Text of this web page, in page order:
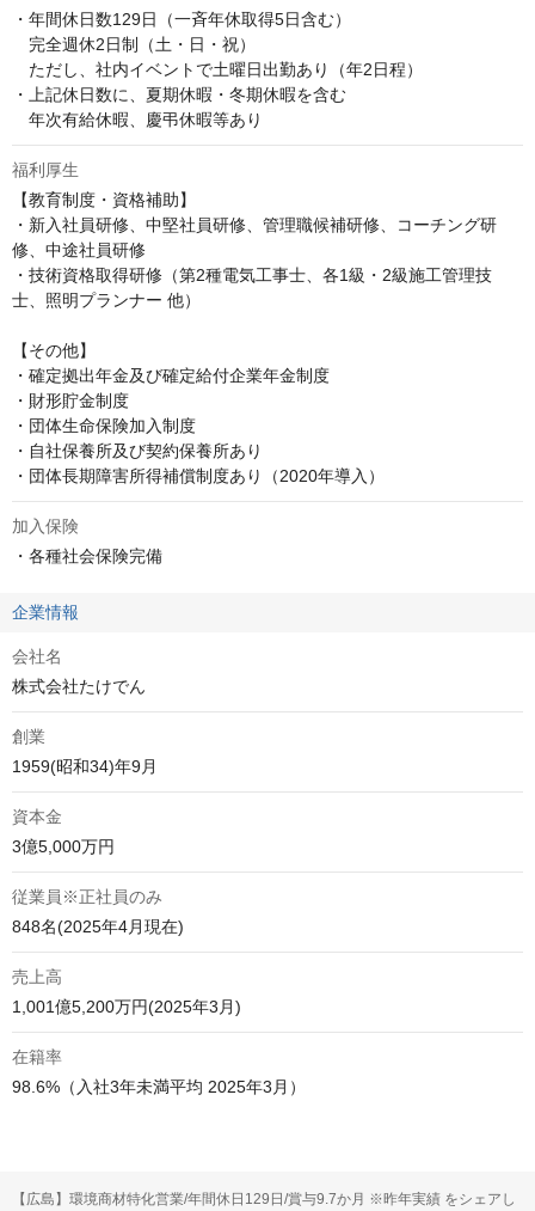
・年間休日数129日（一斉年休取得5日含む）
完全週休2日制（土・日・祝）
ただし、社内イベントで土曜日出勤あり（年2日程）
・上記休日数に、夏期休暇・冬期休暇を含む
年次有給休暇、慶弔休暇等あり
福利厚生
【教育制度・資格補助】
・新入社員研修、中堅社員研修、管理職候補研修、コーチング研
修、中途社員研修
・技術資格取得研修（第2種電気工事士、各1級・2級施工管理技
士、照明プランナー 他）
【その他】
・確定拠出年金及び確定給付企業年金制度
・財形貯金制度
・団体生命保険加入制度
・自社保養所及び契約保養所あり
・団体長期障害所得補償制度あり（2020年導入）
加入保険
・各種社会保険完備
企業情報
会社名
株式会社たけでん
創業
1959(昭和34)年9月
資本金
3億5,000万円
従業員※正社員のみ
848名(2025年4月現在)
売上高
1,001億5,200万円(2025年3月)
在籍率
98.6%（入社3年未満平均 2025年3月）
【広島】環境商材特化営業/年間休日129日/賞与9.7か月 ※昨年実績 をシェアし